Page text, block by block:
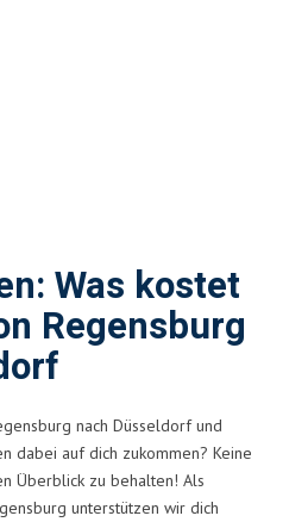
Was kostet
Regensburg
nach Düsseldorf und
dabei auf dich zukommen? Keine
Überblick zu behalten! Als
unterstützen wir dich